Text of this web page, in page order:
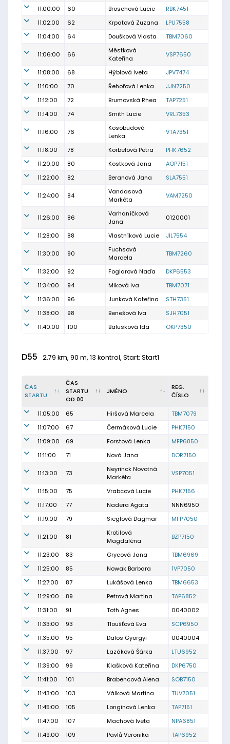
11:00:00
60 Broschová Lucie
RBK7451
11:02:00
62 Krpatová Zuzana
LPU7558
11:04:00
64 Doušková Vlasta TBM7060
11:06:00 66
Městková
Kateřina
VSP7650
11:08:00 68 Hýblová Iveta
JPV7474
11:10:00
70 Řehořová Lenka
JJN7250
11:12:00
72 Brumovská Rhea
TAP7251
11:14:00
74 Smith Lucie VRL7353
11:16:00 76
Kosobudová
Lenka
VTA7351
11:18:00 78 Korbelová Petra
PHK7652
11:20:00
80 Kostková Jana
AOP7151
11:22:00
82 Beranová Jana SLA7551
11:24:00 84
Vandasová
Markéta
VAM7250
11:26:00 86
Varhaníčková
Jana
0120001
11:28:00 88 Vlastníková Lucie JIL7554
11:30:00 90
Fuchsová
Marcela
TBM7260
11:32:00 92 Foglarová Naďa
DKP6553
11:34:00
94 Miková Iva
TBM7071
11:36:00
96 Junková Kateřina
STH7351
11:38:00
98 Benešová Iva
SJH7051
11:40:00
100 Balusková Ida OKP7350
D55 2.79 km, 90 m, 13 kontrol, Start: Start1
ČAS
STARTU
ČAS
STARTU
OD 00
JMÉNO
REG.
ČÍSLO
11:05:00 65 Hiršová Marcela
TBM7079
11:07:00
67 Čermáková Lucie
PHK7150
11:09:00
69 Forstová Lenka
MFP6850
11:11:00
71 Nová Jana DOR7150
11:13:00 73
Neyrinck Novotná
Markéta
VSP7051
11:15:00 75 Vrabcová Lucie
PHK7156
11:17:00
77 Nadera Agata
NNN6950
11:19:00
79 Sieglová Dagmar MFP7050
11:21:00 81
Krotilová
Magdaléna
BZP7150
11:23:00 83 Grycová Jana
TBM6969
11:25:00
85 Nowak Barbara
1VP7050
11:27:00
87 Lukášová Lenka
TBM6653
11:29:00
89 Petrová Martina
TAP6852
11:31:00
91 Toth Agnes
0040002
11:33:00
93 Tloušťová Eva
SCP6950
11:35:00
95 Dalos Gyorgyi
0040004
11:37:00
97 Lazáková Šárka
LTU6952
11:39:00
99 Klašková Kateřina
DKP6750
11:41:00
101 Brabencová Alena
SOB7150
11:43:00
103 Válková Martina
TUV7051
11:45:00
105 Longinová Lenka
TAP7151
11:47:00
107 Machová Iveta
NPA6851
11:49:00
109 Pavlů Veronika
TAP6952